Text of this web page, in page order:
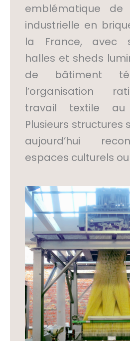
emblématique de
industrielle en
la France, avec
halles et sheds
de bâtiment
l’organisation
travail textile au
Plusieurs structures
aujourd’hui
espaces culturels